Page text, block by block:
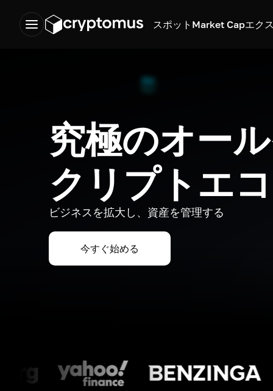
スポット Market Capエク
究極のオー
クリプトエ
ビジネスを拡大し、資産を管理する
今すぐ始める